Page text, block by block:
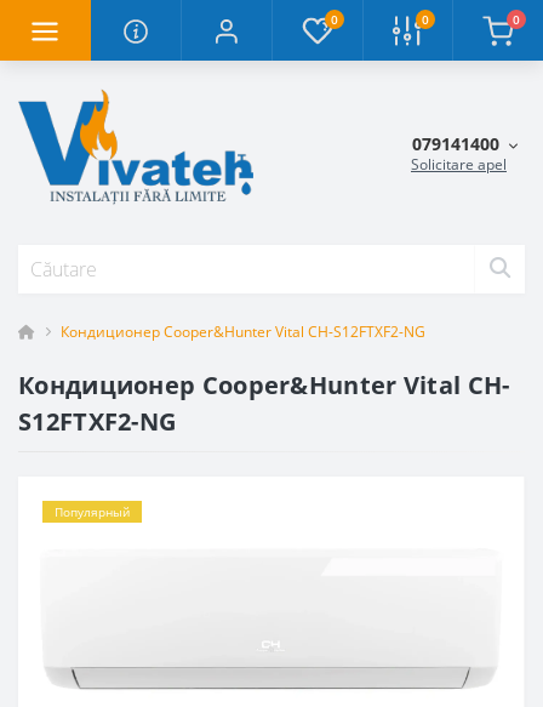
0 0 0
079141400
Solicitare apel
Кондиционер Cooper&Hunter Vital CH-S12FTXF2-NG
Кондиционер Cooper&Hunter Vital CH-
S12FTXF2-NG
Популярный